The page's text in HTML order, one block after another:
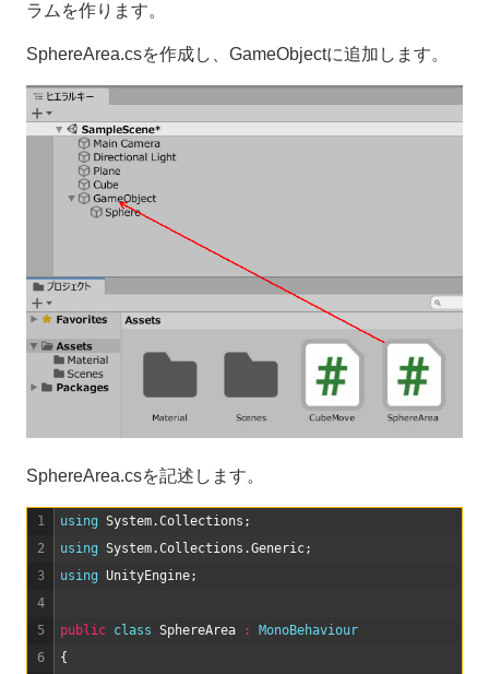
ラムを作ります。
SphereArea.csを作成し、GameObjectに追加します。
SphereArea.csを記述します。
1
2
3
4
5
6
using System.Collections ;
using System.Collections .Generic;
using UnityEngine;
public class SphereArea :
MonoBehaviour
{